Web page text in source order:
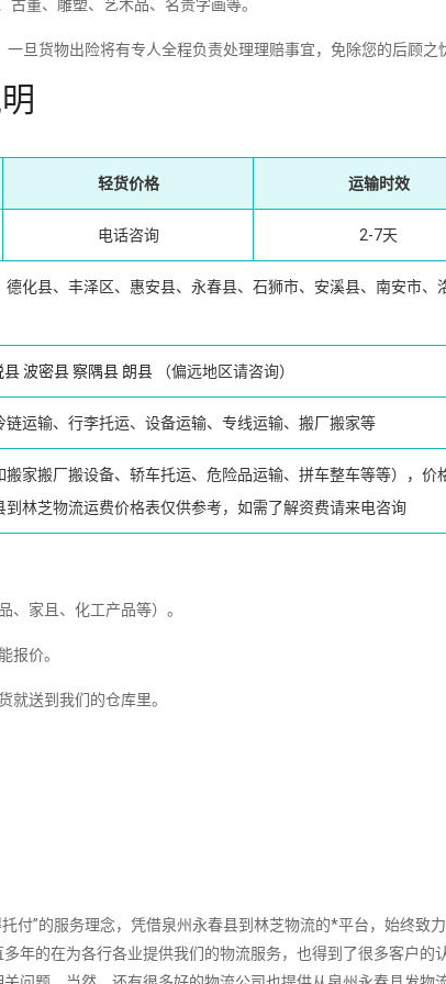
董、雕塑、艺术品、名贵字画等。
旦货物出险将有专人全程负责处理理赔事宜，免除您的后顾之
轻货价格 运输时效
电话咨询 2-7天
化县、丰泽区、惠安县、永春县、石狮市、安溪县、南安市、
县波密县察隅县 朗县 （偏远地区请咨询）
运输、行李托运、设备运输、专线运输、搬厂搬家等
家搬厂搬设备、轿车托运、危险品运输、拼车整车等等），价
林芝物流运费价格表仅供参考，如需了解资费请来电咨询
、家且、化工产品等）。
报价。
就送到我们的仓库里。
”的服务理念，凭借泉州永春县到林芝物流的*平台，始终致
年的在为各行各业提供我们的物流服务，也得到了很多客户的